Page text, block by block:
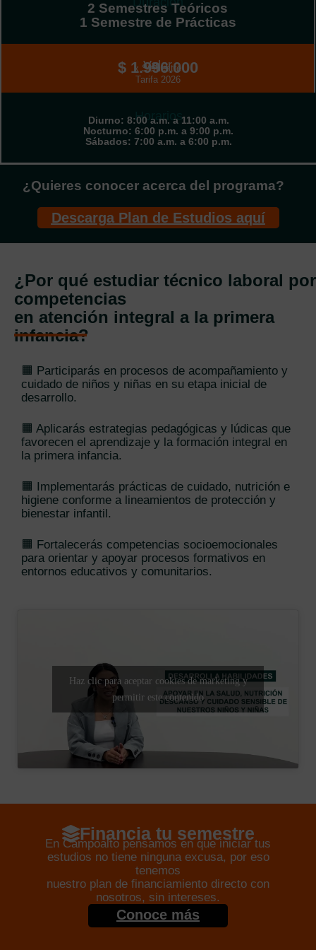
2 Semestres Teóricos
1 Semestre de Prácticas
Valor
$ 1.996.000
x Semestre
Tarifa 2026
Horarios
Diurno: 8:00 a.m. a 11:00 a.m.
Nocturno: 6:00 p.m. a 9:00 p.m.
Sábados: 7:00 a.m. a 6:00 p.m.
¿Quieres conocer acerca del programa?
Descarga Plan de Estudios aquí
¿Por qué estudiar técnico laboral por
competencias
en atención integral a la primera
infancia?
🟧 Participarás en procesos de acompañamiento y
cuidado de niños y niñas en su etapa inicial de
desarrollo.
🟧 Aplicarás estrategias pedagógicas y lúdicas que
favorecen el aprendizaje y la formación integral en
la primera infancia.
🟧 Implementarás prácticas de cuidado, nutrición e
higiene conforme a lineamientos de protección y
bienestar infantil.
🟧 Fortalecerás competencias socioemocionales
para orientar y apoyar procesos formativos en
entornos educativos y comunitarios.
Haz clic para aceptar cookies de marketing y
permitir este contenido
Financia tu semestre
En Campoalto pensamos en que iniciar tus
estudios no tiene ninguna excusa, por eso
tenemos
nuestro plan de financiamiento directo con
nosotros, sin intereses.
Conoce más